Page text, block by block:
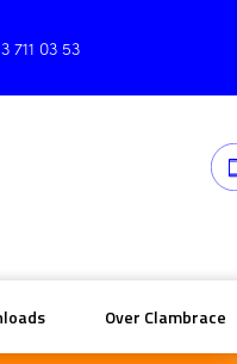
711 03 53
Over Clambrace